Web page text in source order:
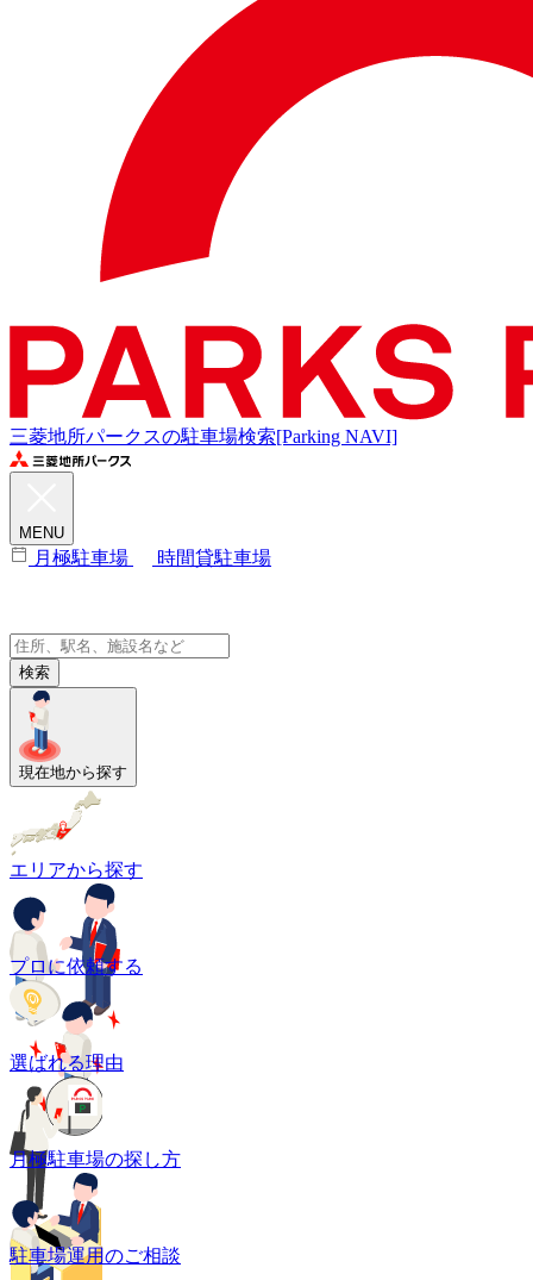
三菱地所パークスの駐車場検索[Parking NAVI]
MENU
月極駐車場 時間貸駐車場
検索
現在地から探す
エリアから探す
プロに依頼する
選ばれる理由
月極駐車場の探し方
駐車場運用のご相談